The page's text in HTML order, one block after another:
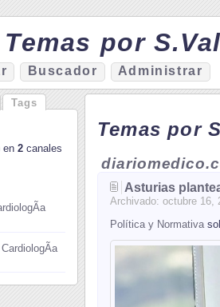
por
Buscador Ad ministrar
Tags
en 2 canales
Temas por
Asturias
Archivado: octubre 16,
Política y Normativa